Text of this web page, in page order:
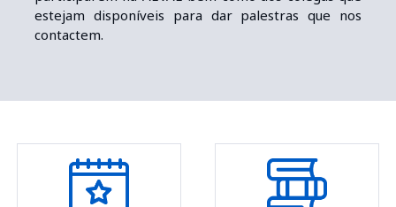
estejam disponíveis para dar palestras que nos
contactem.